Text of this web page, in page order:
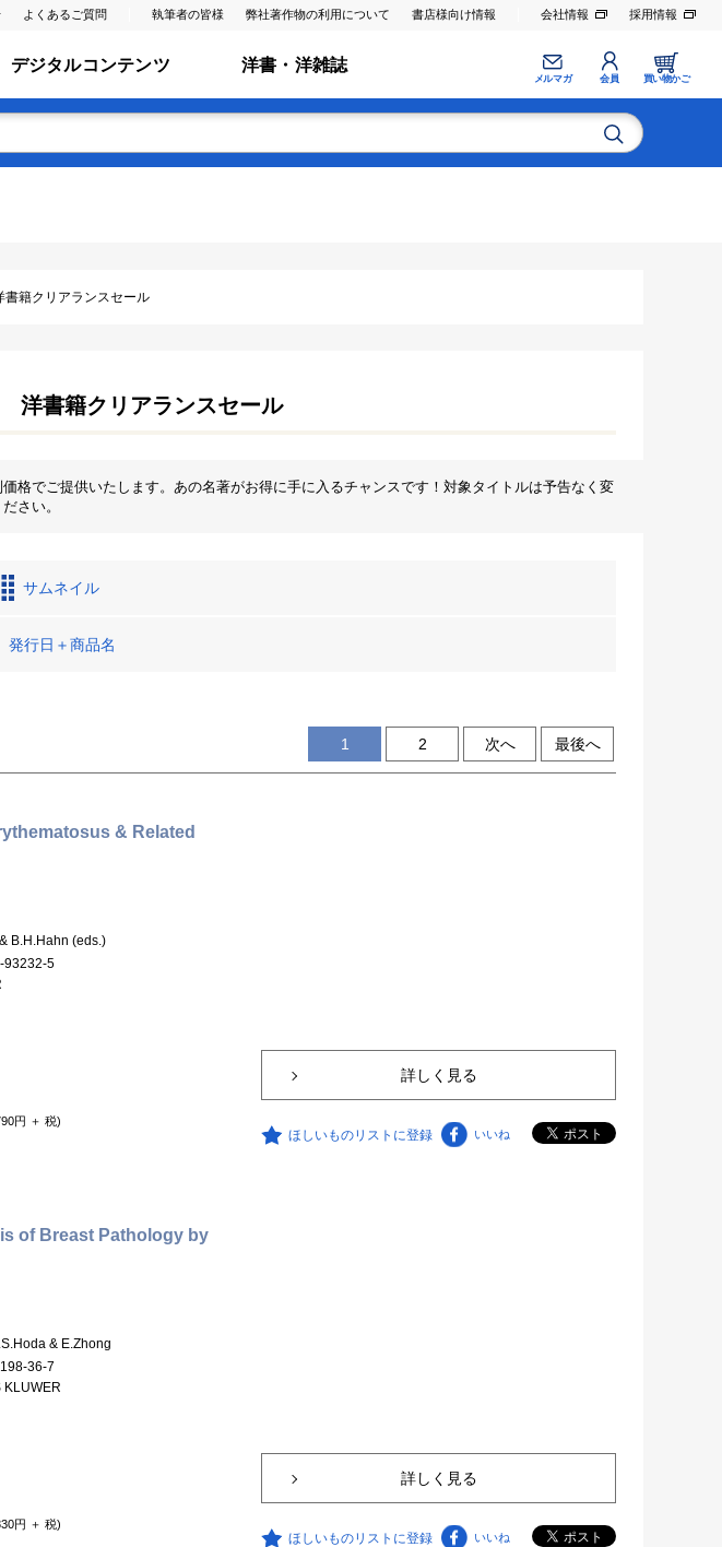
よくあるご質問 執筆者の皆様 弊社著作物の利用について 書店様向け情報 会社情報 採用情報
デジタルコンテンツ 洋書・洋雑誌
メルマガ 会員 買い物かご
書籍クリアランスセール
洋書籍クリアランスセール
格でご提供いたします。あの名著がお得に手に入るチャンスです！対象タイトルは予告なく変
さい。
サムネイル
発行日＋商品名
1 2 次へ 最後へ
& Related
B.H.Hahn (eds.)
93232-5
円 ＋ 税)
詳しく見る
ほしいものリストに登録 いいね
of Breast Pathology by
& E.Zhong
36-7
円 ＋ 税)
詳しく見る
ほしいものリストに登録 いいね